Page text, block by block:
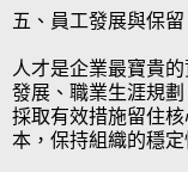
五、員工發展與保留
人才是企業最寶貴
發展、職業生涯規
採取有效措施留住
本，保持組織的穩定